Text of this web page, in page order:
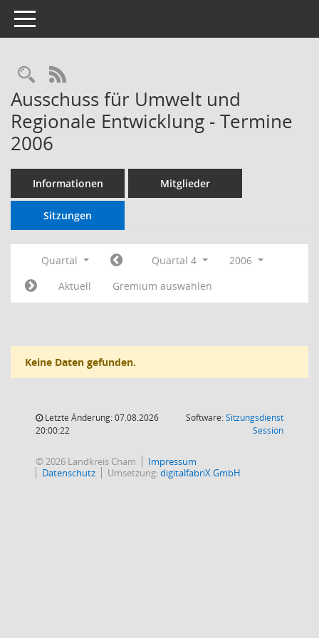
Toggle navigation
RSS-Feed
Ausschuss für Umwelt und
Regionale Entwicklung - Termine
2006
Informationen Mitglieder
Sitzungen
Quartal Quartal 4
2006
Aktuell
Gremium auswählen
Keine Daten gefunden.
Letzte Änderung: 07.08.2026
20:00:22
Software:Sitzungsdienst
Session(Wird in
© 2026 Landkreis Cham
Impressum
Datenschutz
Umsetzung:digitalfabriX GmbH